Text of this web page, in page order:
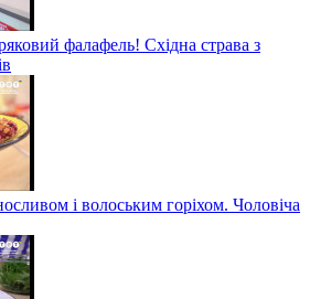
фалафель! Східна страва з
і волоським горіхом. Чоловіча